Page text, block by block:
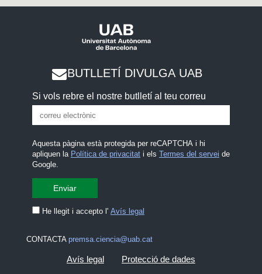
BUTLLETÍ DIVULGA UAB
Si vols rebre el nostre butlletí al teu correu
Aquesta pàgina està protegida per reCAPTCHA i hi
apliquen la Política de privacitati els Termes del servei de
Google.
He llegit i accepto l' Avís legal
CONTACTA premsa.ciencia@uab.cat
Avís legal Protecció de dades